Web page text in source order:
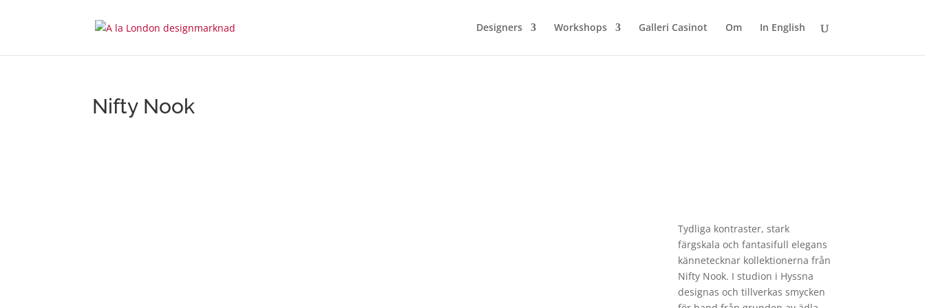
Designers Workshops Galleri Casinot Om In English
Nifty Nook
Tydliga kontraster, stark
färgskala och fantasifull elegans
kännetecknar kollektionerna från
Nifty Nook. I studion i Hyssna
designas och tillverkas smycken